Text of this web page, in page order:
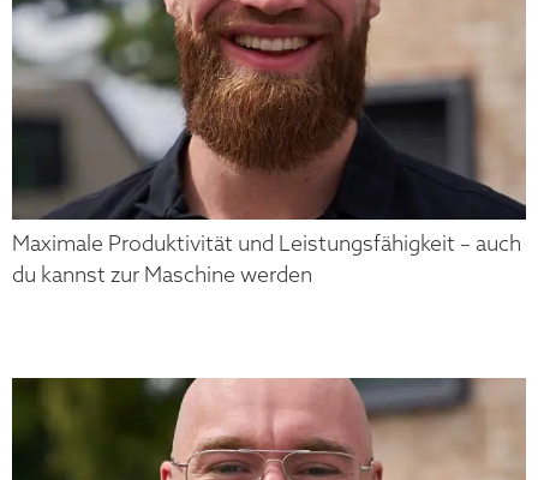
Maximale Produktivität und Leistungsfähigkeit – auch
du kannst zur Maschine werden